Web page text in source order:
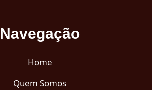
Navegação
Home
Quem Somos